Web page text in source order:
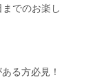
でのお楽し
る方必見！